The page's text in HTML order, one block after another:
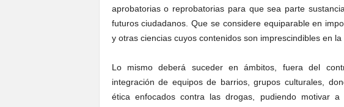
aprobatorias o reprobatorias para que sea parte
futuros ciudadanos. Que se considere equiparable en
y otras ciencias cuyos contenidos son imprescindibles en
Lo mismo deberá suceder en ámbitos, fuera del
integración de equipos de barrios, grupos culturales,
ética enfocados contra las drogas, pudiendo motivar